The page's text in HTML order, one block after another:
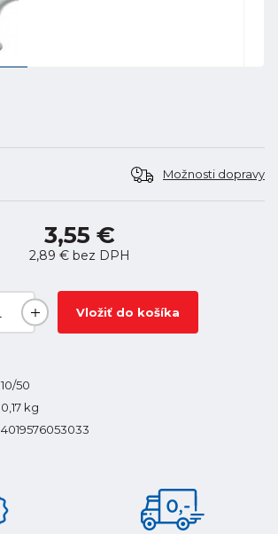
Možnosti dopravy
3,55 €
2,89 € bez DPH
Vložiť do košíka
10/50
0,17 kg
4019576053033